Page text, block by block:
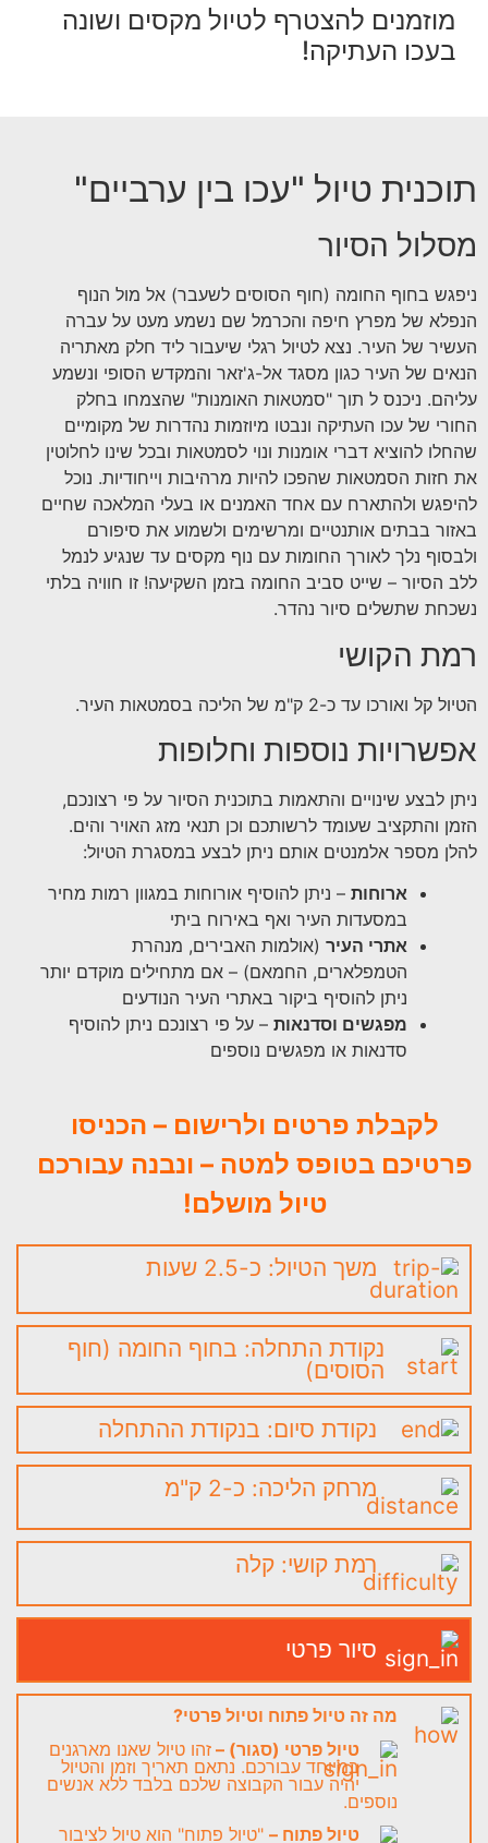
מוזמנים להצטרף לטיול מקסים ושונה
בעכו העתיקה!
תוכנית טיול "עכו בין ערביים"
מסלול הסיור
ניפגש בחוף החומה (חוף הסוסים לשעבר) אל מול הנוף
הנפלא של מפרץ חיפה והכרמל שם נשמע מעט על עברה
העשיר של העיר. נצא לטיול רגלי שיעבור ליד חלק מאתריה
הנאים של העיר כגון מסגד אל-ג'זאר והמקדש הסופי ונשמע
עליהם. ניכנס ל תוך "סמטאות האומנות" שהצמחו בחלק
החורי של עכו העתיקה ונבטו מיוזמות נהדרות של מקומיים
שהחלו להוציא דברי אומנות ונוי לסמטאות ובכל שינו לחלוטין
את חזות הסמטאות שהפכו להיות מרהיבות וייחודיות. נוכל
להיפגש ולהתארח עם אחד האמנים או בעלי המלאכה שחיים
באזור בבתים אותנטיים ומרשימים ולשמוע את סיפורם
ולבסוף נלך לאורך החומות עם נוף מקסים עד שנגיע לנמל
ללב הסיור – שייט סביב החומה בזמן השקיעה! זו חוויה בלתי
נשכחת שתשלים סיור נהדר.
רמת הקושי
הטיול קל ואורכו עד כ-2 ק"מ של הליכה בסמטאות העיר.
אפשרויות נוספות וחלופות
ניתן לבצע שינויים והתאמות בתוכנית הסיור על פי רצונכם,
הזמן והתקציב שעומד לרשותכם וכן תנאי מזג האויר והים.
להלן מספר אלמנטים אותם ניתן לבצע במסגרת הטיול:
ארוחות – ניתן להוסיף אורוחות במגוון רמות מחיר
במסעדות העיר ואף באירוח ביתי
אתרי העיר (אולמות האבירים, מנהרת
הטמפלארים, החמאם) – אם מתחילים מוקדם יותר
ניתן להוסיף ביקור באתרי העיר הנודעים
מפגשים וסדנאות – על פי רצונכם ניתן להוסיף
סדנאות או מפגשים נוספים
לקבלת פרטים ולרישום – הכניסו
פרטיכם בטופס למטה – ונבנה עבורכם
טיול מושלם!
משך הטיול: כ-2.5 שעות
נקודת התחלה: בחוף החומה (חוף
הסוסים)
נקודת סיום: בנקודת ההתחלה
מרחק הליכה: כ-2 ק"מ
רמת קושי: קלה
סיור פרטי
מה זה טיול פתוח וטיול פרטי?
טיול פרטי (סגור) – זהו טיול שאנו מארגנים
במיוחד עבורכם. נתאם תאריך וזמן והטיול
יהיה עבור הקבוצה שלכם בלבד ללא אנשים
נוספים.
טיול פתוח – "טיול פתוח" הוא טיול לציבור